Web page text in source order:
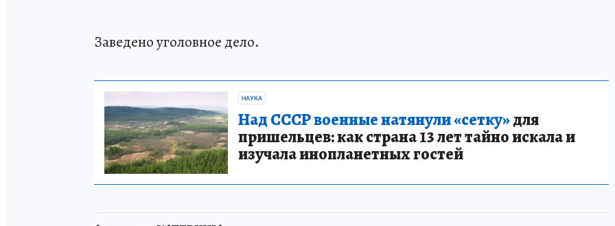
Заведено уголовное дело.
НАУКА
Над СССР военные натянули «сетку»для
пришельцев: как страна 13 лет тайно искала и
изучала инопланетных гостей